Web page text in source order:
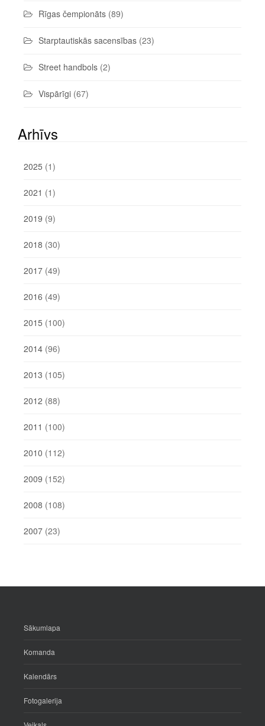
Rīgas čempionāts (89)
Starptautiskās sacensības (23)
Street handbols (2)
Vispārīgi (67)
Arhīvs
2025 (1)
2021 (1)
2019 (9)
2018 (30)
2017 (49)
2016 (49)
2015 (100)
2014 (96)
2013 (105)
2012 (88)
2011 (100)
2010 (112)
2009 (152)
2008 (108)
2007 (23)
Sākumlapa
Komanda
Kalendārs
Fotogalerija